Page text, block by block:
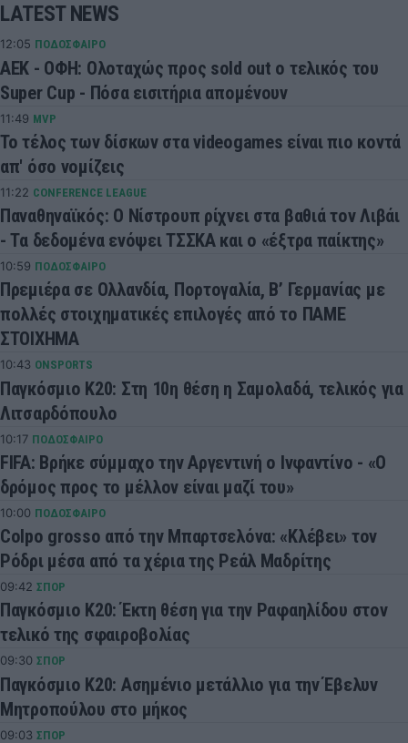
LATEST NEWS
12:05 ΠΟΔΟΣΦΑΙΡΟ
ΑΕΚ - ΟΦΗ: Ολοταχώς προς sold out ο τελικός του
Super Cup - Πόσα εισιτήρια απομένουν
11:49 MVP
Το τέλος των δίσκων στα videogames είναι πιο κοντά
απ' όσο νομίζεις
11:22 CONFERENCE LEAGUE
Παναθηναϊκός: Ο Νίστρουπ ρίχνει στα βαθιά τον Λιβάι
- Τα δεδομένα ενόψει ΤΣΣΚΑ και ο «έξτρα παίκτης»
10:59 ΠΟΔΟΣΦΑΙΡΟ
Πρεμιέρα σε Ολλανδία, Πορτογαλία, Β’ Γερμανίας με
πολλές στοιχηματικές επιλογές από το ΠΑΜΕ
ΣΤΟΙΧΗΜΑ
10:43 ONSPORTS
Παγκόσμιο Κ20: Στη 10η θέση η Σαμολαδά, τελικός για
Λιτσαρδόπουλο
10:17 ΠΟΔΟΣΦΑΙΡΟ
FIFA: Βρήκε σύμμαχο την Αργεντινή ο Ινφαντίνο - «Ο
δρόμος προς το μέλλον είναι μαζί του»
10:00 ΠΟΔΟΣΦΑΙΡΟ
Colpo grosso από την Μπαρτσελόνα: «Κλέβει» τον
Ρόδρι μέσα από τα χέρια της Ρεάλ Μαδρίτης
09:42 ΣΠΟΡ
Παγκόσμιο Κ20: Έκτη θέση για την Ραφαηλίδου στον
τελικό της σφαιροβολίας
09:30 ΣΠΟΡ
Παγκόσμιο Κ20: Ασημένιο μετάλλιο για την Έβελυν
Μητροπούλου στο μήκος
09:03 ΣΠΟΡ